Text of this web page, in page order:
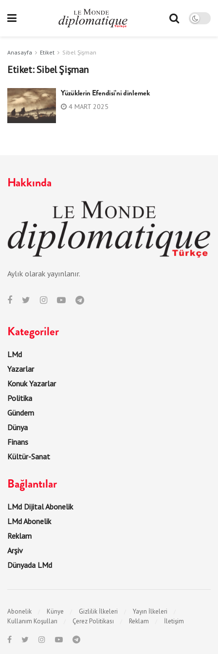
Anasayfa Etiket Sibel Şişman
Etiket:Sibel Şişman
Yüzüklerin Efendisi’ni dinlemek
4 MART 2025
Hakkında
Aylık olarak yayınlanır.
Kategoriler
LMd
Yazarlar
Konuk Yazarlar
Politika
Gündem
Dünya
Finans
Kültür-Sanat
Bağlantılar
LMd Dijital Abonelik
LMd Abonelik
Reklam
Arşiv
Dünyada LMd
Abonelik Künye Gizlilik İlkeleri
Yayın İlkeleri
Kullanım Koşulları
Çerez Politikası Reklam İletişim